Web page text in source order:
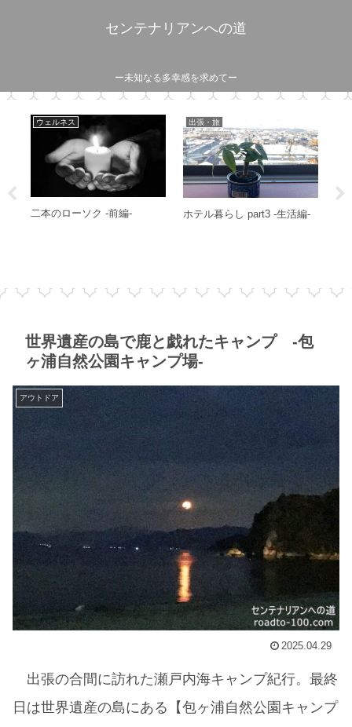
センテナリアンへの道
ー未知なる多幸感を求めてー
日常
男だって悩んでいる -薄着
心
幸せですか？
世界遺産の島で鹿と戯れたキャンプ -包
ヶ浦自然公園キャンプ場-
アウトドア
2025.04.29
出張の合間に訪れた瀬戸内海キャンプ紀行。最終
日は世界遺産の島にある【包ヶ浦自然公園キャンプ